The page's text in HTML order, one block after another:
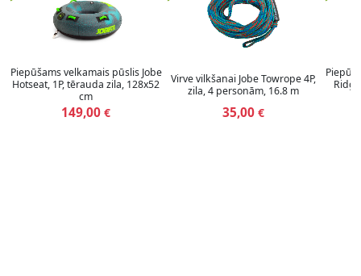
Piepūšams velkamais pūslis Jobe
Hotseat, 1P, tērauda zila, 128x52
cm
149,00 €
Virve vilkšanai Jobe Towrope 4P,
zila, 4 personām, 16.8 m
35,00 €